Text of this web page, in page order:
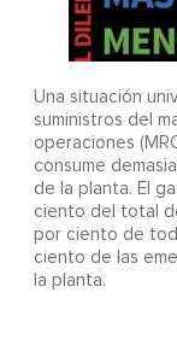
Una situación
suministros del
operaciones
consume
de la planta. El
ciento del total
por ciento de
ciento de las
la planta.